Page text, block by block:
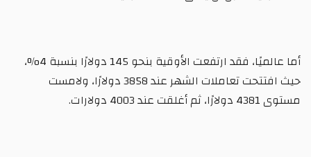
أما عالميًا، فقد ارتفعت الأوقية بنحو 145 دولارًا بنسبة 4%،
حيث افتتحت تعاملات الشهر عند 3858 دولارًا، ولامست
مستوى 4381 دولارًا، ثم أغلقت عند 4003 دولارات.